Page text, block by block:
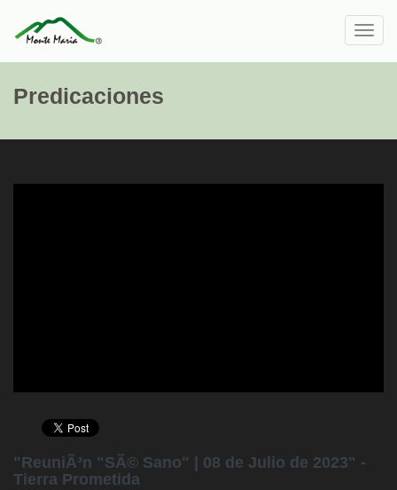
Predicaciones
"ReuniÃ³n "SÃ© Sano" | 08 de Julio de 2023" -
Tierra Prometida